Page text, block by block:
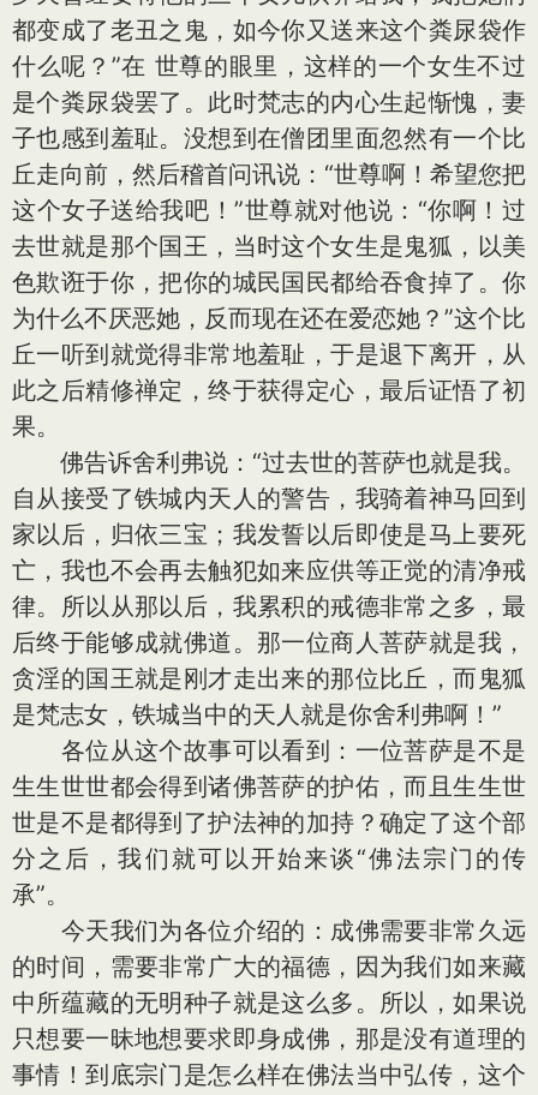
都变成了老丑之鬼，如今你又送来这个粪尿袋作
什么呢？”在 世尊的眼里，这样的一个女生不过
是个粪尿袋罢了。此时梵志的内心生起惭愧，妻
子也感到羞耻。没想到在僧团里面忽然有一个比
丘走向前，然后稽首问讯说：“世尊啊！希望您把
这个女子送给我吧！”世尊就对他说：“你啊！过
去世就是那个国王，当时这个女生是鬼狐，以美
色欺诳于你，把你的城民国民都给吞食掉了。你
为什么不厌恶她，反而现在还在爱恋她？”这个比
丘一听到就觉得非常地羞耻，于是退下离开，从
此之后精修禅定，终于获得定心，最后证悟了初
果。
佛告诉舍利弗说：“过去世的菩萨也就是我。
自从接受了铁城内天人的警告，我骑着神马回到
家以后，归依三宝；我发誓以后即使是马上要死
亡，我也不会再去触犯如来应供等正觉的清净戒
律。所以从那以后，我累积的戒德非常之多，最
后终于能够成就佛道。那一位商人菩萨就是我，
贪淫的国王就是刚才走出来的那位比丘，而鬼狐
是梵志女，铁城当中的天人就是你舍利弗啊！”
各位从这个故事可以看到：一位菩萨是不是
生生世世都会得到诸佛菩萨的护佑，而且生生世
世是不是都得到了护法神的加持？确定了这个部
分之后，我们就可以开始来谈“佛法宗门的传
承”。
今天我们为各位介绍的：成佛需要非常久远
的时间，需要非常广大的福德，因为我们如来藏
中所蕴藏的无明种子就是这么多。所以，如果说
只想要一昧地想要求即身成佛，那是没有道理的
事情！到底宗门是怎么样在佛法当中弘传，这个